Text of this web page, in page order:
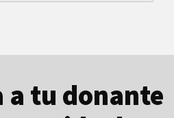
a tu donante